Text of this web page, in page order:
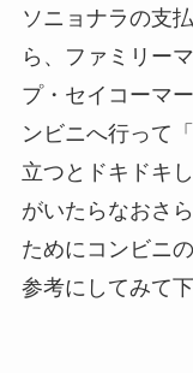
ソニョナラの支
ら、ファミリー
プ・セイコーマ
ンビニへ行って
立つとドキドキ
がいたらなおさ
ためにコンビニ
参考にしてみて